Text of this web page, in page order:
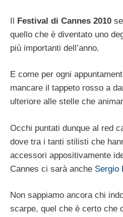
Il Festival di Cannes 2010
quello che è diventato uno
più importanti dell’anno.
E come per ogni
mancare il tappeto rosso a
ulteriore alle stelle che
Occhi puntati dunque al red
dove tra i tanti stilisti che
accessori appositivamente
Cannes ci sarà anche Sergio
Non sappiamo ancora chi
scarpe, quel che è certo che